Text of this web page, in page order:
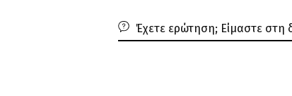
Έχετε ερώτηση; Είμαστε στη